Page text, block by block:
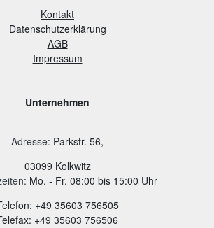
Kontakt
Datenschutzerklärung
AGB
Impressum
Unternehmen
Adresse: Parkstr. 56,
03099 Kolkwitz
Mo. - Fr. 08:00 bis 15:00 Uhr
+49 35603 756505
+49 35603 756506